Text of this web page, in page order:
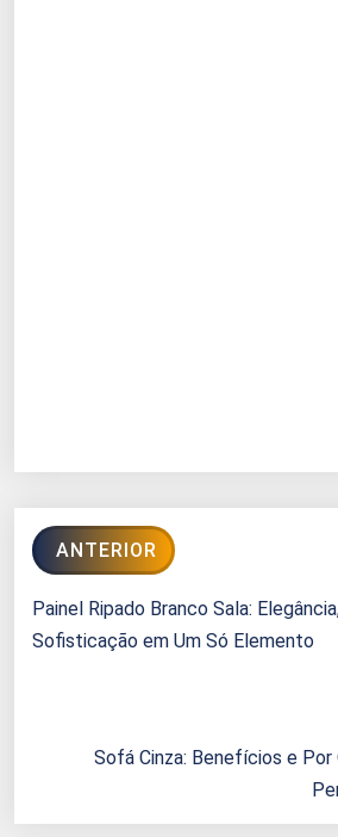
ANTERIOR
Painel Ripado Branco Sala:
Sofisticação em Um Só Elemento
Sofá Cinza: Benefícios e Por